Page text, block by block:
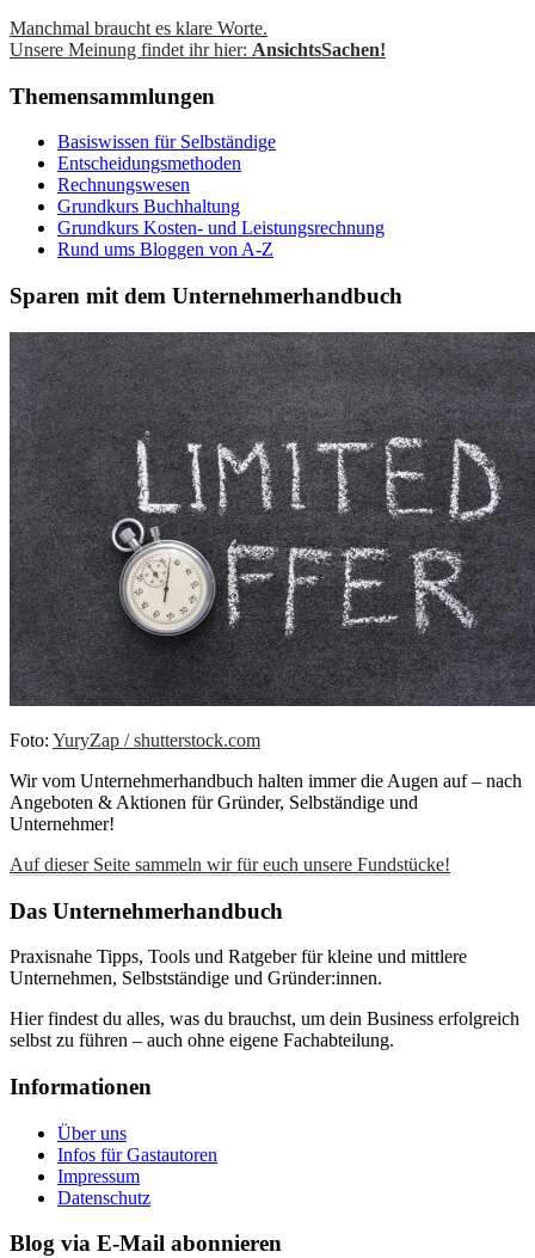
Manchmal braucht es klare Worte.
Unsere Meinung findet ihr hier: AnsichtsSachen!
Themensammlungen
Basiswissen für Selbständige
Entscheidungsmethoden
Rechnungswesen
Grundkurs Buchhaltung
Grundkurs Kosten- und Leistungsrechnung
Rund ums Bloggen von A-Z
Sparen mit dem Unternehmerhandbuch
Foto: YuryZap / shutterstock.com
Wir vom Unternehmerhandbuch halten immer die Augen auf – nach
Angeboten & Aktionen für Gründer, Selbständige und
Unternehmer!
Auf dieser Seite sammeln wir für euch unsere Fundstücke!
Das Unternehmerhandbuch
Praxisnahe Tipps, Tools und Ratgeber für kleine und mittlere
Unternehmen, Selbstständige und Gründer:innen.
Hier findest du alles, was du brauchst, um dein Business erfolgreich
selbst zu führen – auch ohne eigene Fachabteilung.
Informationen
Über uns
Infos für Gastautoren
Impressum
Datenschutz
Blog via E-Mail abonnieren